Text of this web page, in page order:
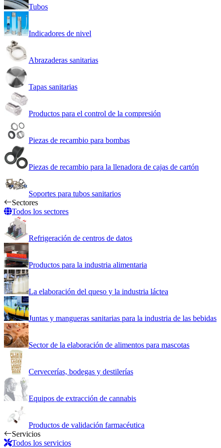
Tubos
Indicadores de nivel
Abrazaderas sanitarias
Tapas sanitarias
Productos para el control de la compresión
Piezas de recambio para bombas
Piezas de recambio para la llenadora de cajas de cartón
Soportes para tubos sanitarios
Sectores
Todos los sectores
Refrigeración de centros de datos
Productos para la industria alimentaria
La elaboración del queso y la industria láctea
Juntas y mangueras sanitarias para la industria de las bebidas
Sector de la elaboración de alimentos para mascotas
Cervecerías, bodegas y destilerías
Equipos de extracción de cannabis
Productos de validación farmacéutica
Servicios
Todos los servicios